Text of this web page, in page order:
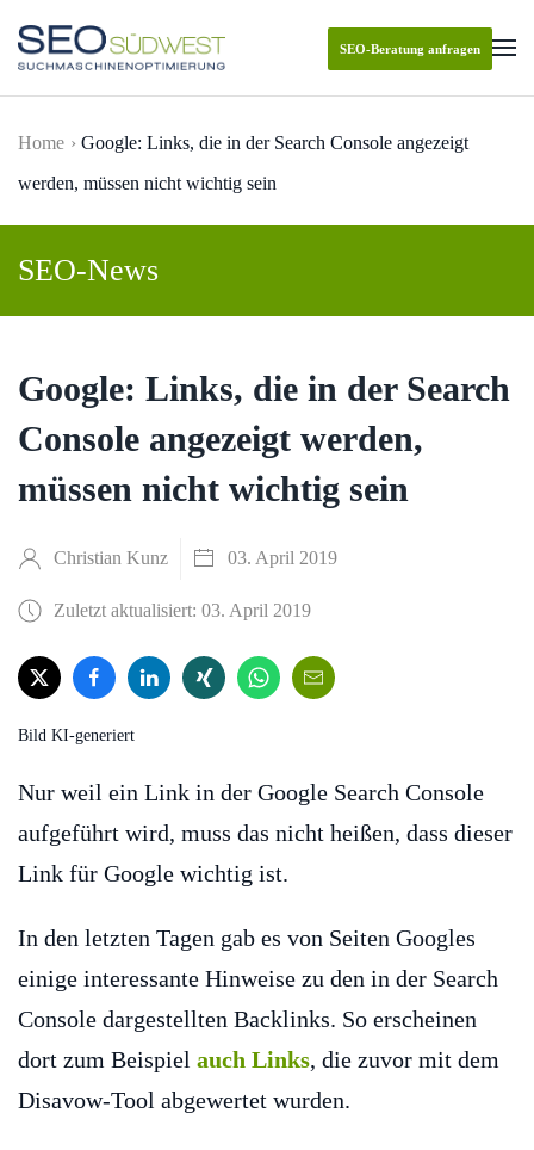
Skip to main content
SEO-Beratung anfragen
Home
Google: Links, die in der Search Console angezeigt
werden, müssen nicht wichtig sein
SEO-News
Google: Links, die in der Search
Console angezeigt werden,
müssen nicht wichtig sein
Christian Kunz 03. April 2019
Zuletzt aktualisiert: 03. April 2019
Bild KI-generiert
Nur weil ein Link in der Google Search Console
aufgeführt wird, muss das nicht heißen, dass dieser
Link für Google wichtig ist.
In den letzten Tagen gab es von Seiten Googles
einige interessante Hinweise zu den in der Search
Console dargestellten Backlinks. So erscheinen
dort zum Beispiel auch Links, die zuvor mit dem
Disavow-Tool abgewertet wurden.